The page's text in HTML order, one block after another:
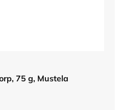
75 g, Mustela